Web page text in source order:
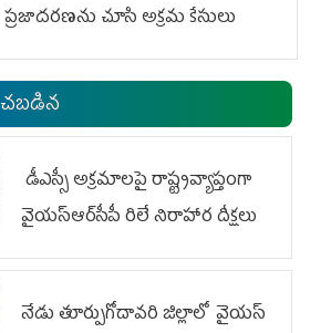
ప్రజాదరణను చూసి అక్రమ కేసులు
డీఎస్సీ అక్రమాలపై రాష్ట్రవ్యాప్తంగా
వైయ‌స్ఆర్‌సీపీ రిలే నిరాహార దీక్షలు
నేడు తూర్పుగోదావరి జిల్లాలో వైయస్‌